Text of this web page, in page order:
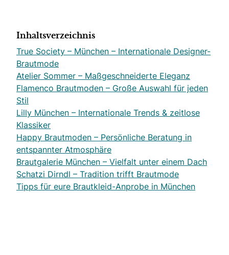
Inhaltsverzeichnis
True Society – München – Internationale Designer-
Brautmode
Atelier Sommer – Maßgeschneiderte Eleganz
Flamenco Brautmoden – Große Auswahl für jeden
Stil
Lilly München – Internationale Trends & zeitlose
Klassiker
Happy Brautmoden – Persönliche Beratung in
entspannter Atmosphäre
Brautgalerie München – Vielfalt unter einem Dach
Schatzi Dirndl – Tradition trifft Brautmode
Tipps für eure Brautkleid-Anprobe in München